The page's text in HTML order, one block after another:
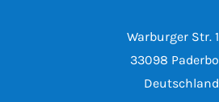
Warburger Str.
33098
Deutschland